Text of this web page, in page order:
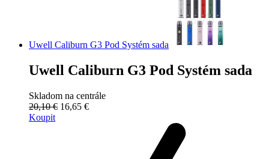
Uwell Caliburn G3 Pod Systém sada
Uwell Caliburn G3 Pod Systém sada
Skladom na centrále
20,10 € 16,65 €
Koupit